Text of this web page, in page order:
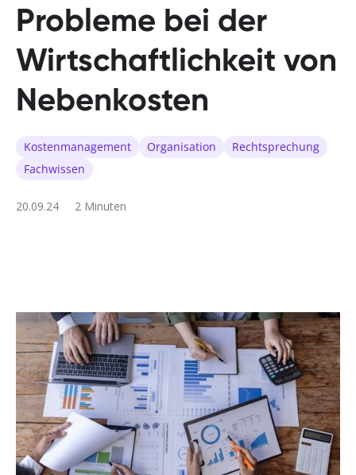
Probleme bei der
Wirtschaftlichkeit von
Nebenkosten
Kostenmanagement Organisation
Rechtsprechung
Fachwissen
20.09.24 2 Minuten